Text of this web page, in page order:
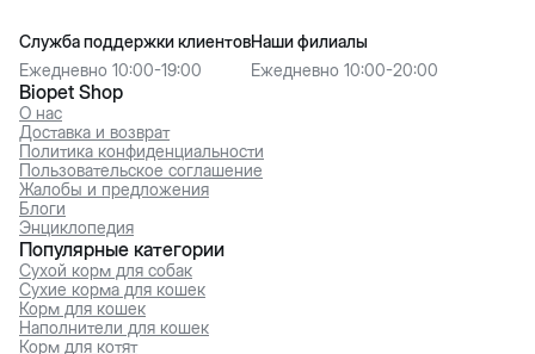
Biopet Shop
О нас
Доставка и возврат
Политика конфиденциальности
Пользовательское соглашение
Жалобы и предложения
Блоги
Энциклопедия
Служба поддержки клиентов
Ежедневно 10:00-19:00
Наши филиалы
Ежедневно 10:00-20:00
Популярные категории
Сухой корм для собак
Сухие корма для кошек
Корм для кошек
Наполнители для кошек
Корм для котят